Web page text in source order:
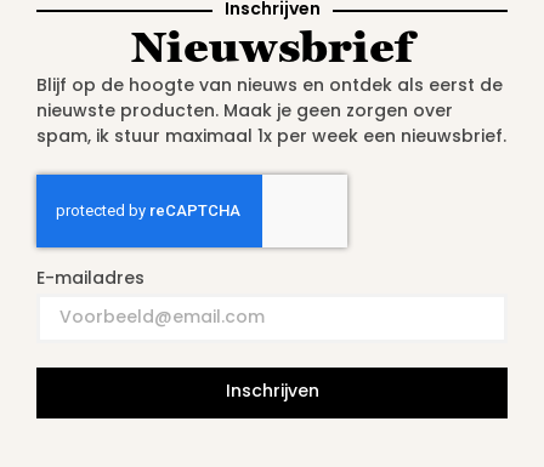
Inschrijven
Nieuwsbrief
Blijf op de hoogte van nieuws en ontdek als eerst de
nieuwste producten. Maak je geen zorgen over
spam, ik stuur maximaal 1x per week een nieuwsbrief.
E-mailadres
Inschrijven